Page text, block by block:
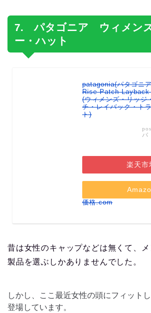
7. パタゴニア ウィメン
ー・ハット
patagonia(パタゴニ
Rise Patch
(ウィメンズ・リッジ
チ・レイバック・ト
ト)
バ
楽天市
価格.com
昔は女性のキャップなどは無くて、
製品を選ぶしかありませんでした。
しかし、ここ最近女性の頭にフィット
登場しています。